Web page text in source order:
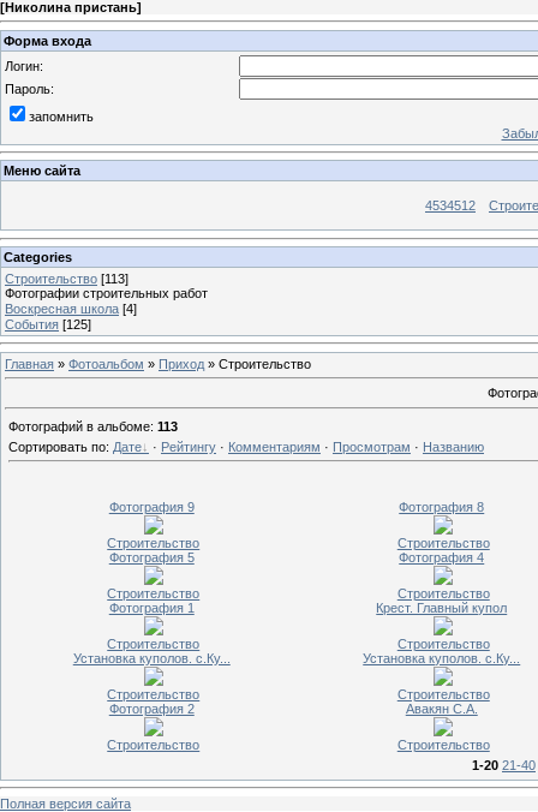
[Николина пристань]
Форма входа
Логин:
Пароль:
запомнить
Меню сайта
4534512
Categories
Строительство [113]
Фотографии строительных работ
Воскресная школа [4]
События [125]
Главная » Фотоальбом » Приход » Строительство
Фотографий в альбоме: 113
Сортировать по: Дате · Рейтингу · Комментариям · Просмотрам · Названию
Фотография 9
Строительство
Фотография 8
Строительство
Фотография 5
Строительство
Фотография 4
Строительство
Фотография 1
Строительство
Крест. Главный купол
Строительство
Установка куполов. с.Ку...
Строительство
Установка куполов. с.Ку...
Строительство
Фотография 2
Строительство
Авакян С.А.
Строительство
1-20 21-40
Полная версия сайта